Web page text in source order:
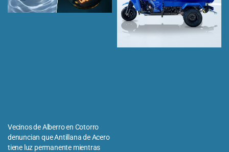
Vecinos de Alberro en Cotorro
denuncian que Antillana de Acero
tiene luz permanente mientras